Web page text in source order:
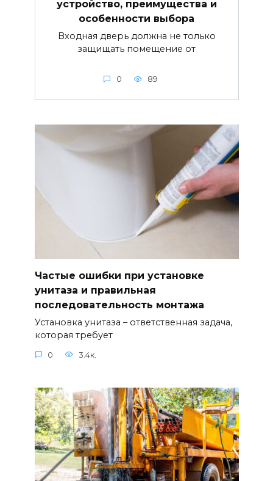
устройство, преимущества и
особенности выбора
Входная дверь должна не только
защищать помещение от
0 89
Частые ошибки при установке
унитаза и правильная
последовательность монтажа
Установка унитаза – ответственная задача,
которая требует
0 3.4к.